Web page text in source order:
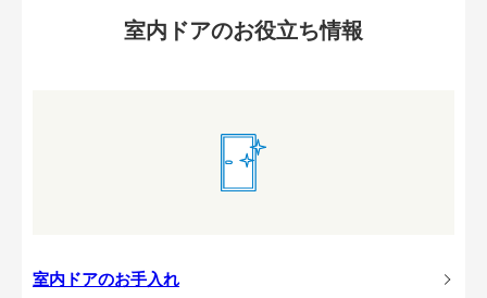
室内ドアのお役立ち情報
室内ドアのお手入れ